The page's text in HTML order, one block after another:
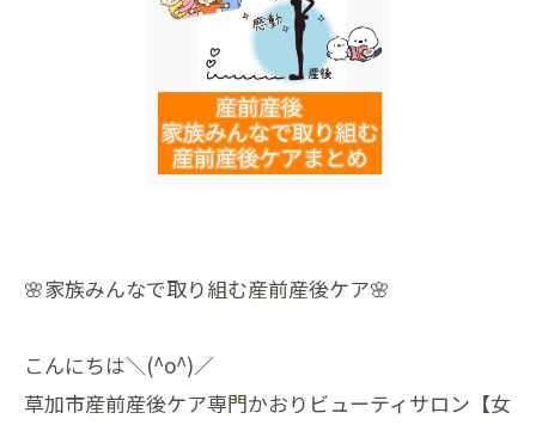
🌸家族みんなで取り組む産前産後ケア🌸
こんにちは＼(^o^)／
草加市産前産後ケア専門かおりビューティサロン【女